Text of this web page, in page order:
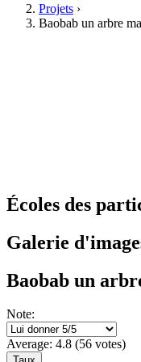
Projets ›
Baobab un arbre
Écoles des
Galerie
Baobab un
Note:
Average: 4.8 (56 votes)